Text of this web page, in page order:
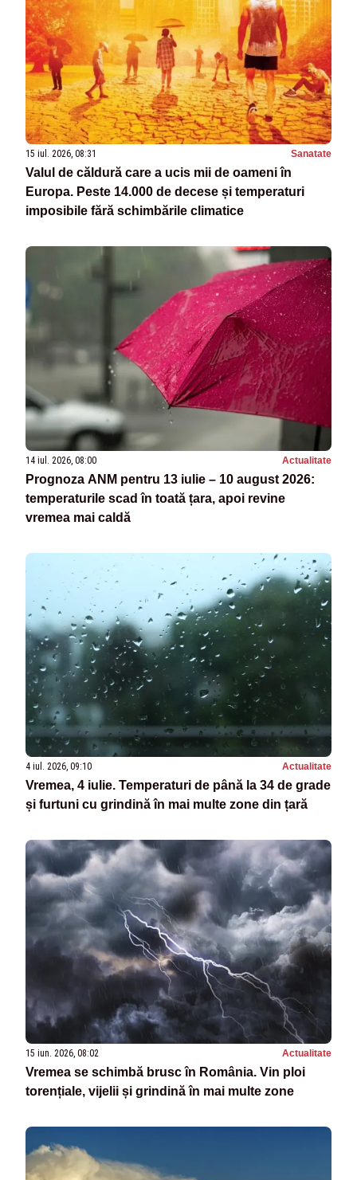
15 iul. 2026, 08:31 Sanatate
Valul de căldură care a ucis mii de oameni în
Europa. Peste 14.000 de decese și temperaturi
imposibile fără schimbările climatice
14 iul. 2026, 08:00 Actualitate
Prognoza ANM pentru 13 iulie – 10 august 2026:
temperaturile scad în toată țara, apoi revine
vremea mai caldă
4 iul. 2026, 09:10 Actualitate
Vremea, 4 iulie. Temperaturi de până la 34 de grade
și furtuni cu grindină în mai multe zone din țară
15 iun. 2026, 08:02 Actualitate
Vremea se schimbă brusc în România. Vin ploi
torențiale, vijelii și grindină în mai multe zone